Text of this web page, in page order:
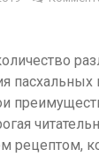
пасхальных
рецептом,